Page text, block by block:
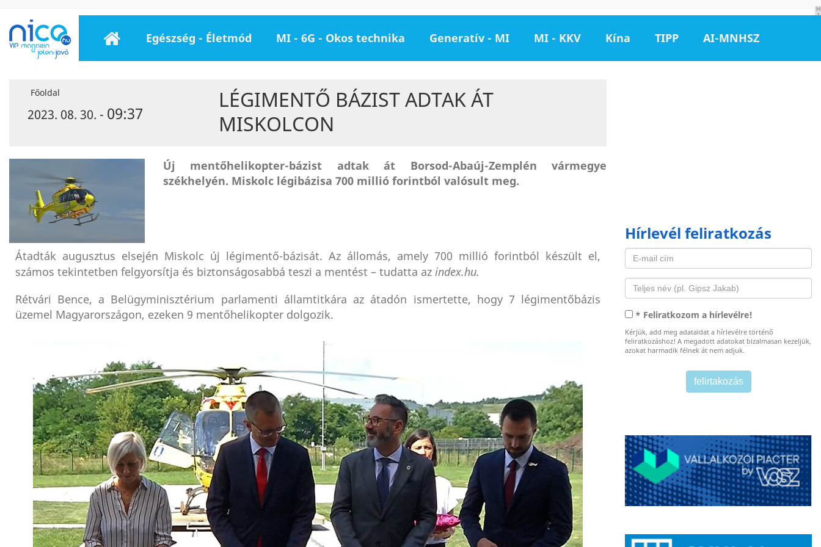
H
I
Egészség - Életmód MI - 6G - Okos technika Generatív - MI MI - KKV Kína TIPP AI-MNHSZ
Főoldal
2023. 08. 30. - 09:37
LÉGIMENTŐ BÁZIST ADTAK ÁT
MISKOLCON
Új mentőhelikopter-bázist adtak át Borsod-Abaúj-Zemplén vármegye
székhelyén. Miskolc légibázisa 700 millió forintból valósult meg.
Átadták augusztus elsején Miskolc új légimentő-bázisát. Az állomás, amely 700 millió forintból készült el,
számos tekintetben felgyorsítja és biztonságosabbá teszi a mentést – tudatta azindex.hu.
Rétvári Bence, a Belügyminisztérium parlamenti államtitkára az átadón ismertette, hogy 7 légimentőbázis
üzemel Magyarországon, ezeken 9 mentőhelikopter dolgozik.
Hírlevél feliratkozás
* Feliratkozom a hírlevélre!
Kérjük, add meg adataidat a hírlevélre történő
feliratkozáshoz! A megadott adatokat bizalmasan kezeljük,
azokat harmadik félnek át nem adjuk.